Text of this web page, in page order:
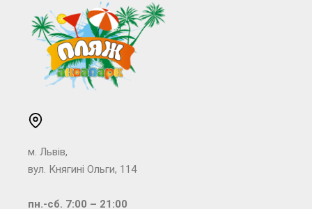
м. Львів,
вул. Княгині Ольги, 114
пн.-сб. 7:00 – 21:00